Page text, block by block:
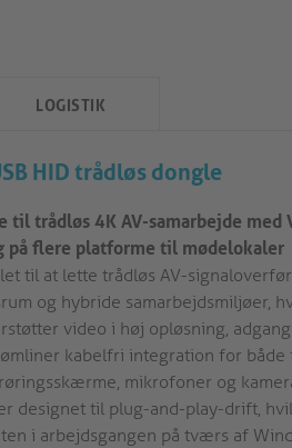
LOGISTIK
HID trådløs dongle
til trådløs 4K AV-samarbejde med
på flere platforme til mødelokaler
til at lette trådløs AV-
og hybride samarbejdsmiljøer,
video i høj opløsning,
kabelfri integration for
mikrofoner og
designet til plug-and-play-drift,
i arbejdsgangen på tværs af